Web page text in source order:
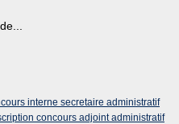
interne secretaire administratif
concours adjoint administratif